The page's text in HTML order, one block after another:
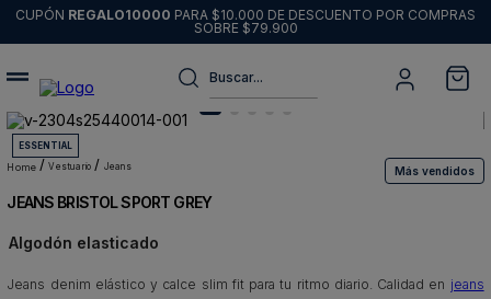
CUPÓN REGALO10000 PARA $10.000 DE DESCUENTO POR COMPRAS
SOBRE $79.900
Buscar...
ESSENTIAL
vestuario
jeans Más vendidos
JEANS BRISTOL SPORT GREY
Algodón elasticado
Jeans denim elástico y calce slim fit para tu ritmo diario. Calidad en jeans
Términos más buscados
1.
sweater
2.
chaquetas
3.
pantalon
4.
camisas